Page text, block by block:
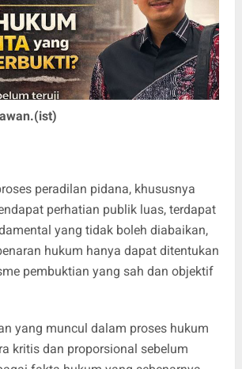
peradilan pidana, khususnya
perhatian publik luas, terdapat
yang tidak boleh diabaikan,
hukum hanya dapat ditentukan
pembuktian yang sah dan objektif
yang muncul dalam proses hukum
kritis dan proporsional sebelum